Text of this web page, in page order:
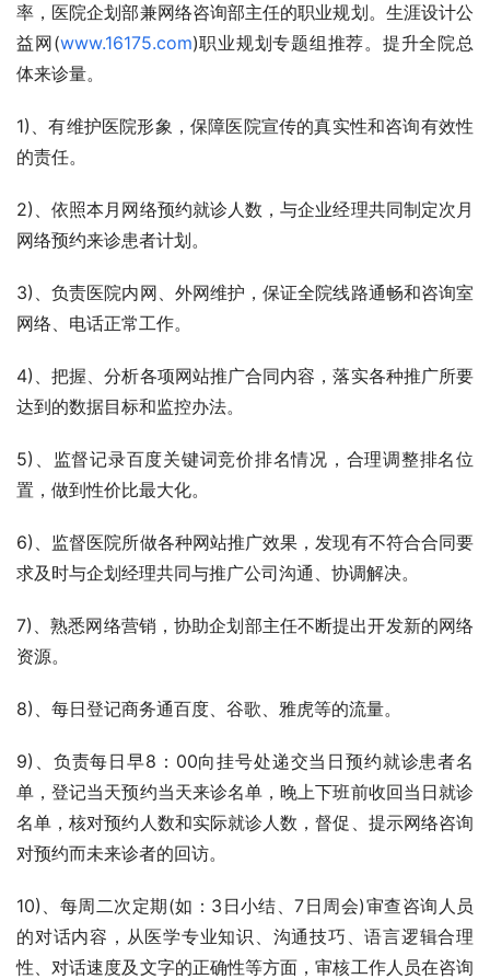
率，医院企划部兼网络咨询部主任的职业规划。生涯设计公
益网(www.16175.com)职业规划专题组推荐。提升全院总
体来诊量。
1)、有维护医院形象，保障医院宣传的真实性和咨询有效性
的责任。
2)、依照本月网络预约就诊人数，与企业经理共同制定次月
网络预约来诊患者计划。
3)、负责医院内网、外网维护，保证全院线路通畅和咨询室
网络、电话正常工作。
4)、把握、分析各项网站推广合同内容，落实各种推广所要
达到的数据目标和监控办法。
5)、监督记录百度关键词竞价排名情况，合理调整排名位
置，做到性价比最大化。
6)、监督医院所做各种网站推广效果，发现有不符合合同要
求及时与企划经理共同与推广公司沟通、协调解决。
7)、熟悉网络营销，协助企划部主任不断提出开发新的网络
资源。
8)、每日登记商务通百度、谷歌、雅虎等的流量。
9)、负责每日早8：00向挂号处递交当日预约就诊患者名
单，登记当天预约当天来诊名单，晚上下班前收回当日就诊
名单，核对预约人数和实际就诊人数，督促、提示网络咨询
对预约而未来诊者的回访。
10)、每周二次定期(如：3日小结、7日周会)审查咨询人员
的对话内容，从医学专业知识、沟通技巧、语言逻辑合理
性、对话速度及文字的正确性等方面，审核工作人员在咨询